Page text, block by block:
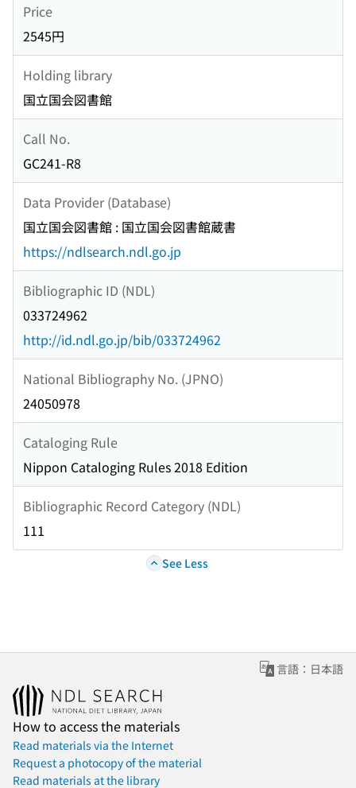
Price
2545円
Holding library
国立国会図書館
Call No.
GC241-R8
Data Provider (Database)
国立国会図書館 : 国立国会図書館蔵書
https://ndlsearch.ndl.go.jp
Bibliographic ID (NDL)
033724962
http://id.ndl.go.jp/bib/033724962
National Bibliography No. (JPNO)
24050978
Cataloging Rule
Nippon Cataloging Rules 2018 Edition
Bibliographic Record Category (NDL)
111
See Less
言語：日本語
How to access the materials
Read materials via the Internet
Request a photocopy of the material
Read materials at the library